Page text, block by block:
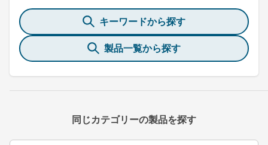
キーワードから探す
製品一覧から探す
同じカテゴリーの製品を探す